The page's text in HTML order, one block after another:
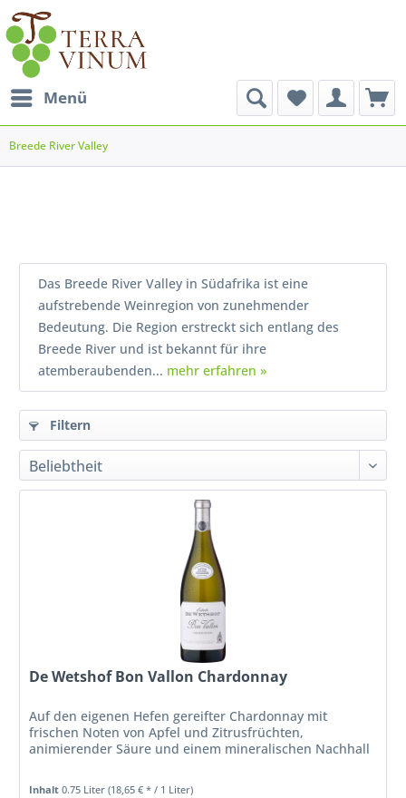
Menü
Breede River Valley
Das Breede River Valley in Südafrika ist eine
aufstrebende Weinregion von zunehmender
Bedeutung. Die Region erstreckt sich entlang des
Breede River und ist bekannt für ihre
atemberaubenden... mehr erfahren »
Filtern
De Wetshof Bon Vallon Chardonnay
Auf den eigenen Hefen gereifter Chardonnay mit
frischen Noten von Apfel und Zitrusfrüchten,
animierender Säure und einem mineralischen Nachhall
Inhalt0.75 Liter(18,65 € * / 1 Liter)